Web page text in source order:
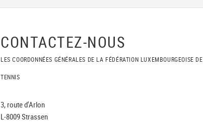
CONTACTEZ-NOUS
LES COORDONNÉES GÉNÉRALES DE LA FÉDÉRATION LUXEMBOURGEOISE DE
TENNIS
3, route d'Arlon
L-8009 Strassen